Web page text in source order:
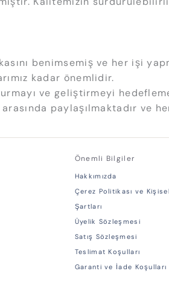
benimsemiş ve her işi
kadar önemlidir.
ve geliştirmeyi
paylaşılmaktadır ve
Önemli Bilgiler
Hakkımızda
Çerez Politikası ve
Şartları
Üyelik Sözleşmesi
Satış Sözleşmesi
Teslimat Koşulları
Garanti ve İade Koşulları